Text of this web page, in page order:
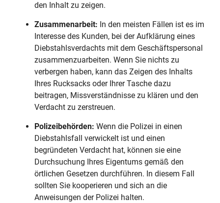
den Inhalt zu zeigen.
Zusammenarbeit: In den meisten Fällen ist es im
Interesse des Kunden, bei der Aufklärung eines
Diebstahlsverdachts mit dem Geschäftspersonal
zusammenzuarbeiten. Wenn Sie nichts zu
verbergen haben, kann das Zeigen des Inhalts
Ihres Rucksacks oder Ihrer Tasche dazu
beitragen, Missverständnisse zu klären und den
Verdacht zu zerstreuen.
Polizeibehörden: Wenn die Polizei in einen
Diebstahlsfall verwickelt ist und einen
begründeten Verdacht hat, können sie eine
Durchsuchung Ihres Eigentums gemäß den
örtlichen Gesetzen durchführen. In diesem Fall
sollten Sie kooperieren und sich an die
Anweisungen der Polizei halten.